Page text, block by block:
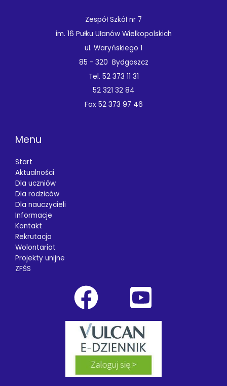
Zespół Szkół nr 7
im. 16 Pułku Ułanów Wielkopolskich
ul. Waryńskiego 1
85 - 320 Bydgoszcz
Tel. 52 373 11 31
52 321 32 84
Fax 52 373 97 46
Menu
Start
Aktualności
Dla uczniów
Dla rodziców
Dla nauczycieli
Informacje
Kontakt
Rekrutacja
Wolontariat
Projekty unijne
ZFŚS